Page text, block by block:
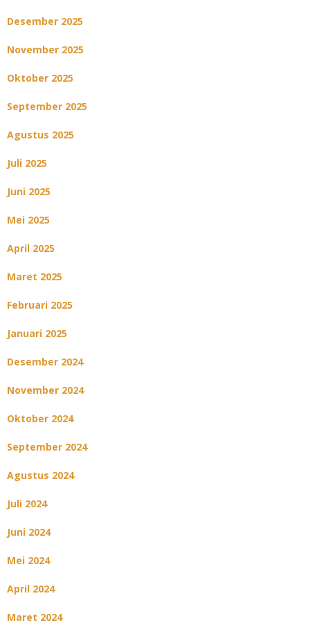
Desember 2025
November 2025
Oktober 2025
September 2025
Agustus 2025
Juli 2025
Juni 2025
Mei 2025
April 2025
Maret 2025
Februari 2025
Januari 2025
Desember 2024
November 2024
Oktober 2024
September 2024
Agustus 2024
Juli 2024
Juni 2024
Mei 2024
April 2024
Maret 2024